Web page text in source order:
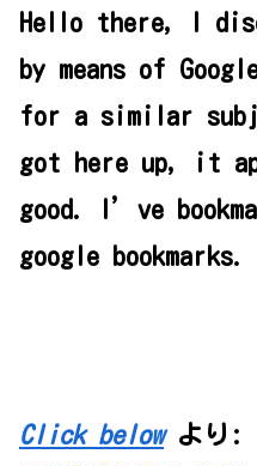
Hello there, I
by means of
for a similar
got here up, it
good. I’ve
google bookmarks.
Click below より: